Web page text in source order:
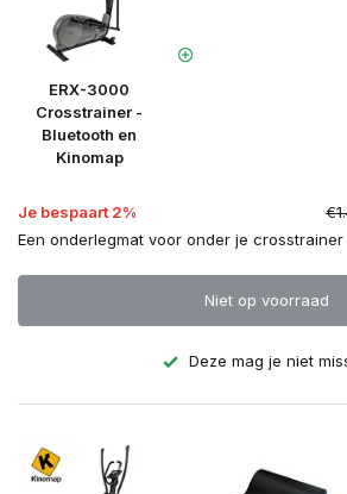
ERX-3000
Crosstrainer -
Bluetooth en
Kinomap
Je bespaart 2%
Een onderlegmat voor onder je crosstrainer
Niet op voorraad
Deze mag je niet